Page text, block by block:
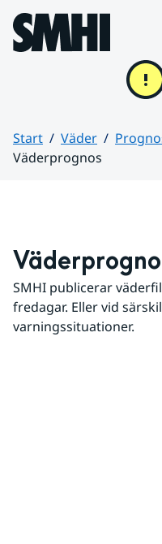
Hoppa till sidans innehåll
Start Väder
Väderprognos
SMHI publicerar
fredagar. Eller vid
varningssituationer.